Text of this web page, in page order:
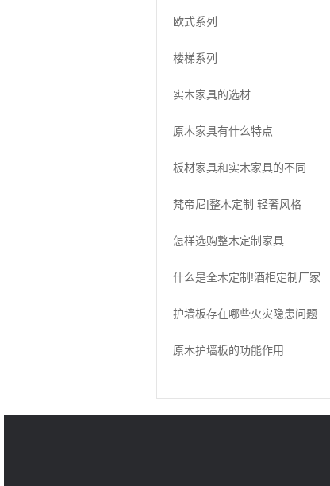
欧式系列
楼梯系列
实木家具的选材
原木家具有什么特点
板材家具和实木家具的不同
梵帝尼|整木定制 轻奢风格
怎样选购整木定制家具
什么是全木定制!酒柜定制厂家
护墙板存在哪些火灾隐患问题
原木护墙板的功能作用